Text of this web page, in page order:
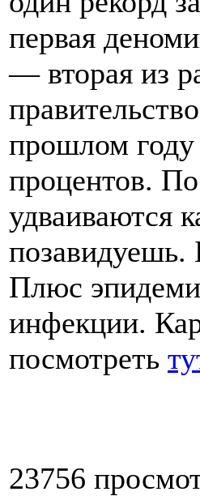
первая
— вторая из
прошлом году
процентов.
удваиваются
позавидуешь.
Плюс
инфекции.
посмотреть
23756